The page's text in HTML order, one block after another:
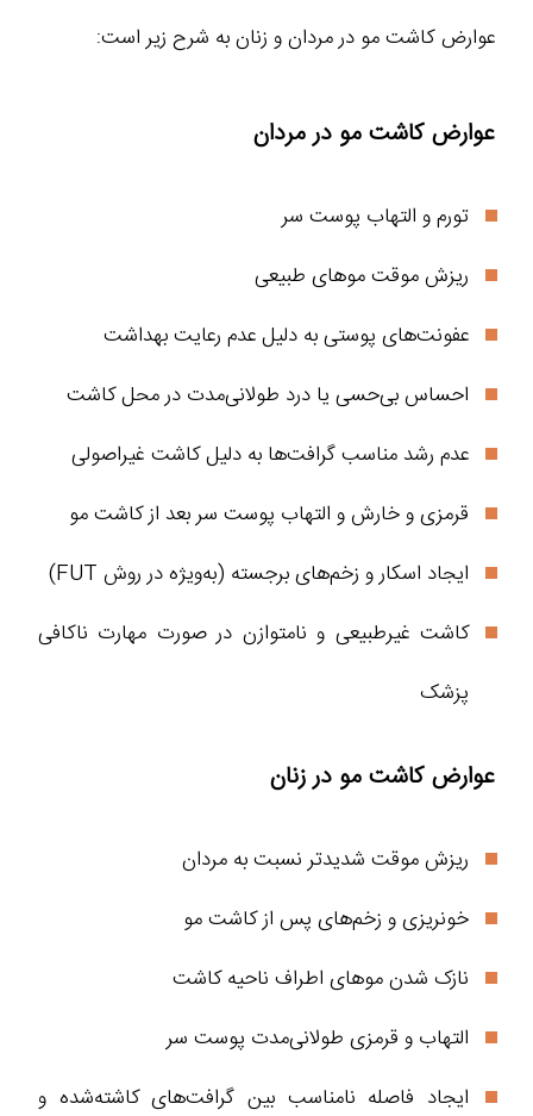
عوارض کاشت مو در مردان و زنان به شرح زیر است:
عوارض کاشت مو در مردان
تورم و التهاب پوست سر
ریزش موقت موهای طبیعی
عفونت‌های پوستی به دلیل عدم رعایت بهداشت
احساس بی‌حسی یا درد طولانی‌مدت در محل کاشت
عدم رشد مناسب گرافت‌ها به دلیل کاشت غیراصولی
قرمزی و خارش و التهاب پوست سر بعد از کاشت مو
ایجاد اسکار و زخم‌های برجسته (به‌ویژه در روش FUT)
کاشت غیرطبیعی و نامتوازن در صورت مهارت ناکافی
پزشک
عوارض کاشت مو در زنان
ریزش موقت شدیدتر نسبت به مردان
خونریزی و زخم‌های پس از کاشت مو
نازک شدن موهای اطراف ناحیه کاشت
التهاب و قرمزی طولانی‌مدت پوست سر
ایجاد فاصله نامناسب بین گرافت‌های کاشته‌شده و